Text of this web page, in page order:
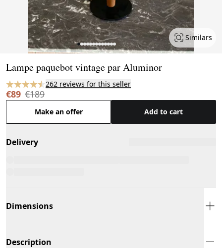
Similars
Lampe paquebot vintage par Aluminor
262 reviews for this seller
€89 €189
Make an offer Add to cart
Delivery
Dimensions
Description